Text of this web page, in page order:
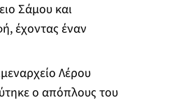
Σάμου και
έχοντας έναν
Λέρου
ο απόπλους του